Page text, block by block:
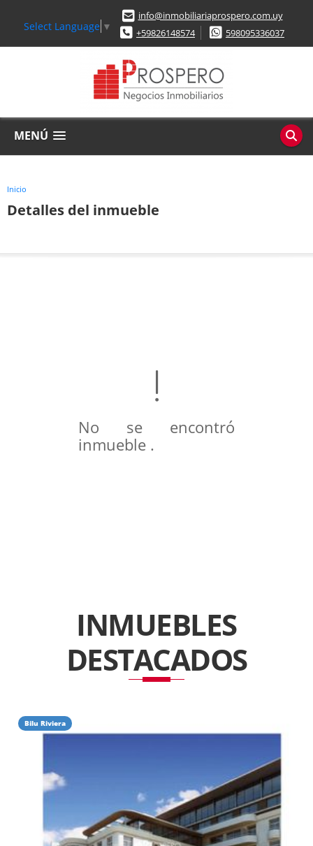
Select Language ▼
info@inmobiliariaprospero.com.uy
+59826148574
598095336037
MENÚ
Inicio
Detalles del inmueble
No se encontró
inmueble .
INMUEBLES
DESTACADOS
Bilu Riviera